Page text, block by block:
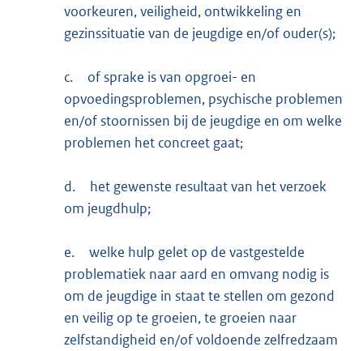
voorkeuren, veiligheid, ontwikkeling en
gezinssituatie van de jeugdige en/of ouder(s);
c.
of sprake is van opgroei- en
opvoedingsproblemen, psychische problemen
en/of stoornissen bij de jeugdige en om welke
problemen het concreet gaat;
d.
het gewenste resultaat van het verzoek
om jeugdhulp;
e.
welke hulp gelet op de vastgestelde
problematiek naar aard en omvang nodig is
om de jeugdige in staat te stellen om gezond
en veilig op te groeien, te groeien naar
zelfstandigheid en/of voldoende zelfredzaam